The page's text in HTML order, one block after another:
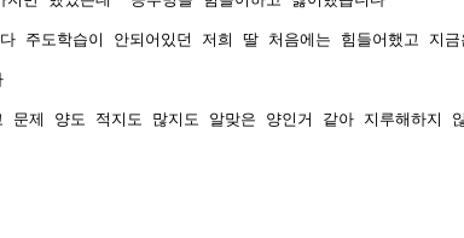
주도학습이 안되어있던 저희 딸 처음에는 힘들어했고 지
제 양도 적지도 많지도 알맞은 양인거 같아 지루해하지